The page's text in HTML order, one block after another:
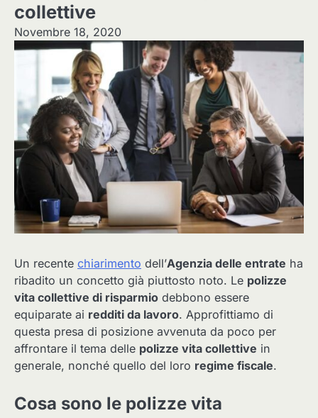
collettive
Novembre 18, 2020
Un recente chiarimento dell’Agenzia delle entrate ha
ribadito un concetto già piuttosto noto. Le polizze
vita collettive di risparmio debbono essere
equiparate ai redditi da lavoro. Approfittiamo di
questa presa di posizione avvenuta da poco per
affrontare il tema delle polizze vita collettive in
generale, nonché quello del loro regime fiscale.
Cosa sono le polizze vita